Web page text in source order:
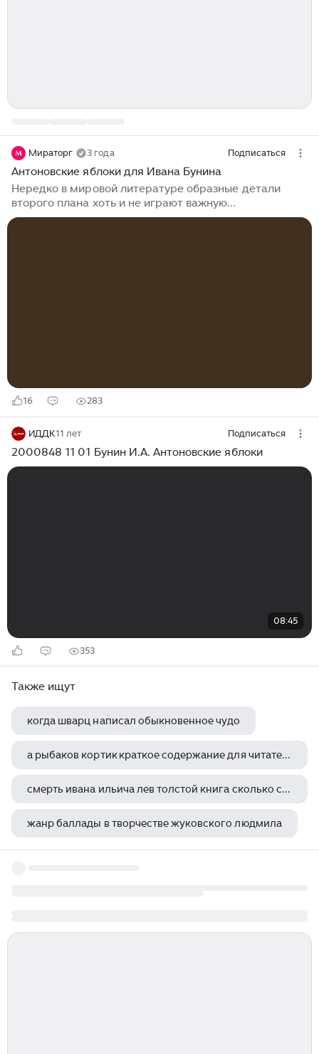
Мираторг 3 года Подписаться
Антоновские яблоки для Ивана Бунина
Нередко в мировой литературе образные детали
второго плана хоть и не играют важную
композиционную роль, зато помогают ближе понять
16 283
ИДДК11 лет Подписаться
2000848 11 01 Бунин И.А. Антоновские яблоки
08:45
353
Также ищут
когда шварц написал обыкновенное чудо
а рыбаков кортик краткое содержание для читательского дневника
смерть ивана ильича лев толстой книга сколько страниц
жанр баллады в творчестве жуковского людмила